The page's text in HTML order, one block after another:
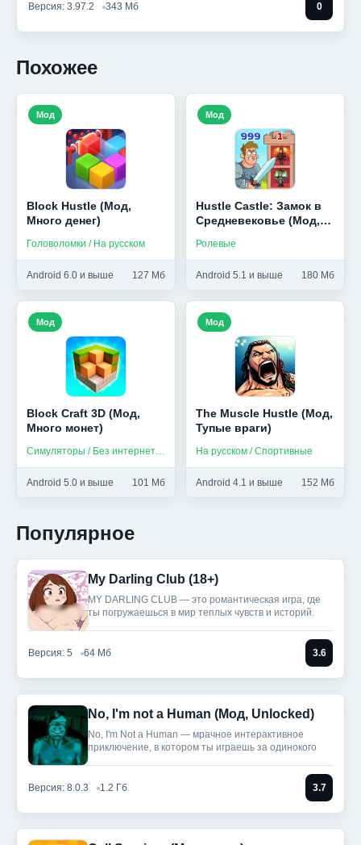
Версия: 3.97.2 343 Мб 0
Похожее
Block Hustle (Мод,
Много денег)
Головоломки / На русском
Android 6.0 и выше 127 Мб
Мод
Hustle Castle: Замок в
Средневековье (Мод,
Ролевые
Android 5.1 и выше 180 Мб
Мод
Block Craft 3D (Мод,
Много монет)
Симуляторы / Без интернета / На русском
Android 5.0 и выше 101 Мб
Мод
The Muscle Hustle (Мод,
Тупые враги)
На русском / Спортивные
Android 4.1 и выше 152 Мб
Мод
Популярное
My Darling Club (18+)
MY DARLING CLUB — это романтическая игра, где
ты погружаешься в мир теплых чувств и историй.
Версия: 5 64 Мб 3.6
No, I'm not a Human (Мод, Unlocked)
No, I'm Not a Human — мрачное интерактивное
приключение, в котором ты играешь за одинокого
Версия: 8.0.3 1.2 Гб 3.7